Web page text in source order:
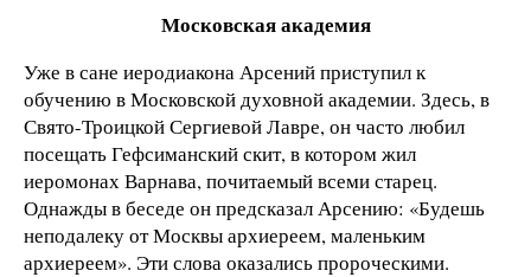
Московская академия
Уже в сане иеродиакона Арсений приступил к
обучению в Московской духовной академии. Здесь, в
Свято-Троицкой Сергиевой Лавре, он часто любил
посещать Гефсиманский скит, в котором жил
иеромонах Варнава, почитаемый всеми старец.
Однажды в беседе он предсказал Арсению: «Будешь
неподалеку от Москвы архиереем, маленьким
архиереем». Эти слова оказались пророческими.